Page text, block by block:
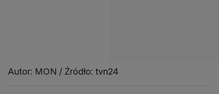
Autor: MON / Źródło: tvn24